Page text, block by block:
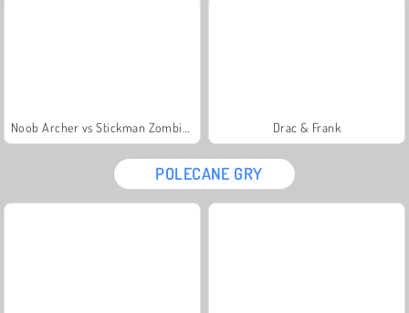
Drac & Frank
POLECANE GRY